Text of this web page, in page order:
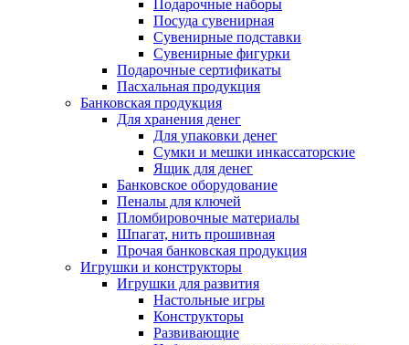
Подарочные наборы
Посуда сувенирная
Сувенирные подставки
Сувенирные фигурки
Подарочные сертификаты
Пасхальная продукция
Банковская продукция
Для хранения денег
Для упаковки денег
Сумки и мешки инкассаторские
Ящик для денег
Банковское оборудование
Пеналы для ключей
Пломбировочные материалы
Шпагат, нить прошивная
Прочая банковская продукция
Игрушки и конструкторы
Игрушки для развития
Настольные игры
Конструкторы
Развивающие